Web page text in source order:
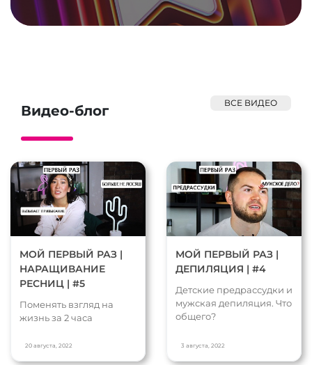
Видео-блог ВСЕ ВИДЕО
МОЙ ПЕРВЫЙ РАЗ |
НАРАЩИВАНИЕ
РЕСНИЦ | #5
Поменять взгляд на
жизнь за 2 часа
20 августа, 2022
МОЙ ПЕРВЫЙ РАЗ |
ДЕПИЛЯЦИЯ | #4
Детские предрассудки и
мужская депиляция. Что
общего?
3 августа, 2022